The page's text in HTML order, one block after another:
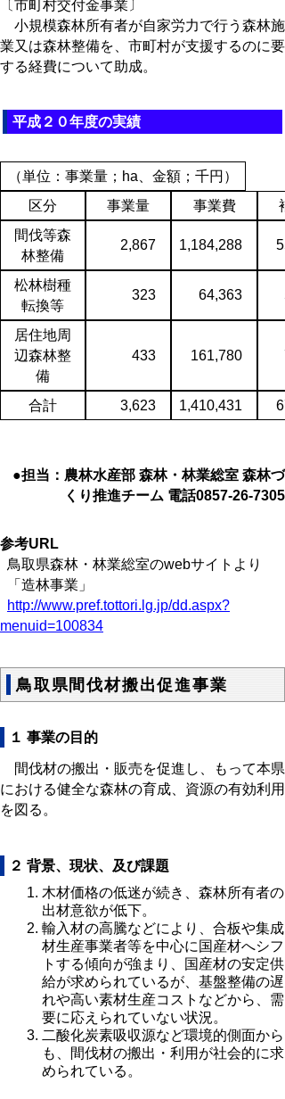
〔市町村交付金事業〕
小規模森林所有者が自家労力で行う森林施
業又は森林整備を、市町村が支援するのに要
する経費について助成。
平成２０年度の実績
（単位：事業量；ha、金額；千円）
区分
事業量 事業費
間伐等森
林整備
2,867 1,184,288
松林樹種
転換等
323 64,363
居住地周
辺森林整
備
433 161,780
合計 3,623 1,410,431
●担当：農林水産部 森林・林業総室 森林づ
くり推進チーム 電話0857-26-7305
参考URL
鳥取県森林・林業総室のwebサイトより
「造林事業」
http://www.pref.tottori.lg.jp/dd.aspx?
menuid=100834
鳥取県間伐材搬出促進事業
１ 事業の目的
間伐材の搬出・販売を促進し、もって本県
における健全な森林の育成、資源の有効利用
を図る。
２ 背景、現状、及び課題
木材価格の低迷が続き、森林所有者の
出材意欲が低下。
輸入材の高騰などにより、合板や集成
材生産事業者等を中心に国産材へシフ
トする傾向が強まり、国産材の安定供
給が求められているが、基盤整備の遅
れや高い素材生産コストなどから、需
要に応えられていない状況。
二酸化炭素吸収源など環境的側面から
も、間伐材の搬出・利用が社会的に求
められている。